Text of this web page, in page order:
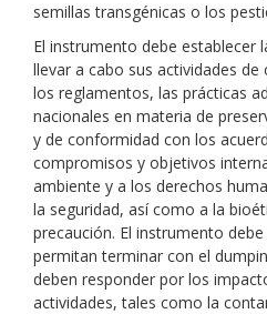
semillas transgénicas o los
El instrumento debe establecer
llevar a cabo sus actividades
los reglamentos, las prácticas
nacionales en materia de
y de conformidad con los
compromisos y objetivos
ambiente y a los derechos
la seguridad, así como a la
precaución. El instrumento
permitan terminar con el
deben responder por los
actividades, tales como la